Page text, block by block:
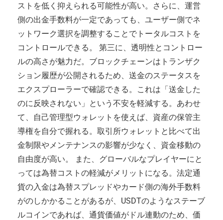
ストを低く抑えられる可能性が高い。さらに、運営
側の出金手数料が一定であっても、ユーザー側でネ
ットワーク選択を調整することでトータルコストを
コントロールできる。 第三に、透明性とコントロー
ルの高さが魅力だ。ブロックチェーンはトランザク
ション履歴が公開されるため、送金のステータスを
エクスプローラーで確認できる。これは「送金した
のに反映されない」という不安を軽減する。あわせ
て、自己管理型ウォレットを使えば、資産の保管主
導権を自分で握れる。取引所ウォレットと比べて出
金制限やメンテナンスの影響が少なく、資金移動の
自由度が高い。 また、グローバルなプレイヤーにと
っては為替コストの軽減がメリットになる。法定通
貨の入金は為替スプレッドやカード側の海外手数料
がのしかかることがあるが、USDTのようなステーブ
ルコインであれば、通貨価値がドル連動のため、価